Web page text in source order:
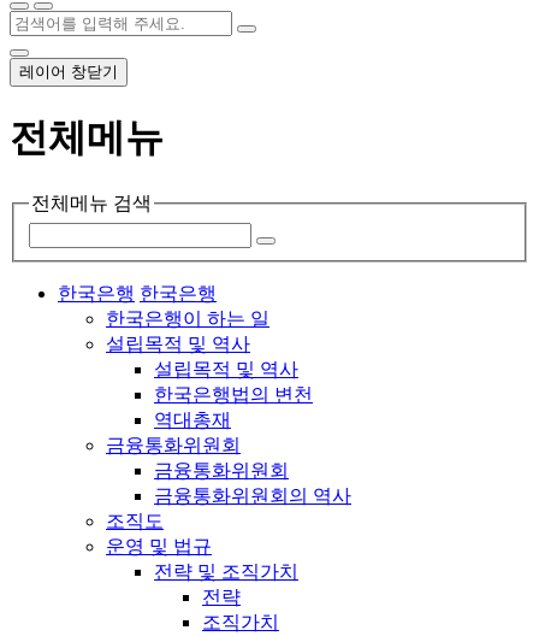
레이어 창닫기
전체메뉴
전체메뉴 검색
한국은행 한국은행
한국은행이 하는 일
설립목적 및 역사
설립목적 및 역사
한국은행법의 변천
역대총재
금융통화위원회
금융통화위원회
금융통화위원회의 역사
조직도
운영 및 법규
전략 및 조직가치
전략
조직가치